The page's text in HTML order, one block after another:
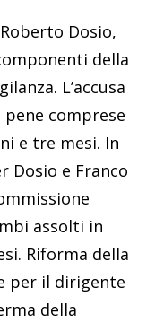
Dosio,
della
L’accusa
pene comprese
e tre mesi. In
Dosio e Franco
assolti in
Riforma della
per il dirigente
della